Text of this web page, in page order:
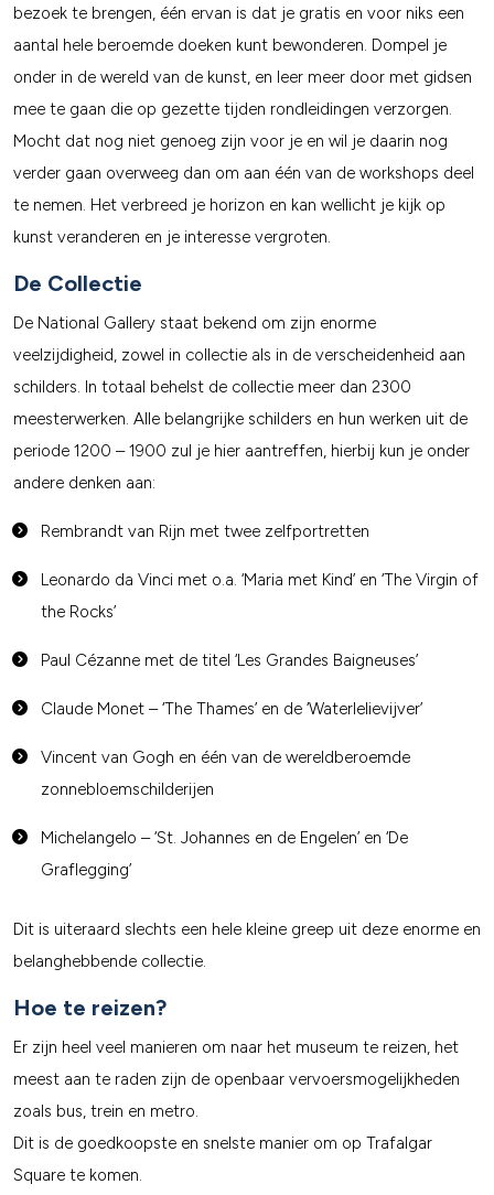
bezoek te brengen, één ervan is dat je gratis en voor niks een
aantal hele beroemde doeken kunt bewonderen. Dompel je
onder in de wereld van de kunst, en leer meer door met gidsen
mee te gaan die op gezette tijden rondleidingen verzorgen.
Mocht dat nog niet genoeg zijn voor je en wil je daarin nog
verder gaan overweeg dan om aan één van de workshops deel
te nemen. Het verbreed je horizon en kan wellicht je kijk op
kunst veranderen en je interesse vergroten.
De Collectie
De National Gallery staat bekend om zijn enorme
veelzijdigheid, zowel in collectie als in de verscheidenheid aan
schilders. In totaal behelst de collectie meer dan 2300
meesterwerken. Alle belangrijke schilders en hun werken uit de
periode 1200 – 1900 zul je hier aantreffen, hierbij kun je onder
andere denken aan:
Rembrandt van Rijn met twee zelfportretten
Leonardo da Vinci met o.a. ‘Maria met Kind’ en ‘The Virgin of
the Rocks’
Paul Cézanne met de titel ‘Les Grandes Baigneuses’
Claude Monet – ‘The Thames’ en de ‘Waterlelievijver’
Vincent van Gogh en één van de wereldberoemde
zonnebloemschilderijen
Michelangelo – ‘St. Johannes en de Engelen’ en ‘De
Graflegging’
Dit is uiteraard slechts een hele kleine greep uit deze enorme en
belanghebbende collectie.
Hoe te reizen?
Er zijn heel veel manieren om naar het museum te reizen, het
meest aan te raden zijn de openbaar vervoersmogelijkheden
zoals bus, trein en metro.
Dit is de goedkoopste en snelste manier om op Trafalgar
Square te komen.